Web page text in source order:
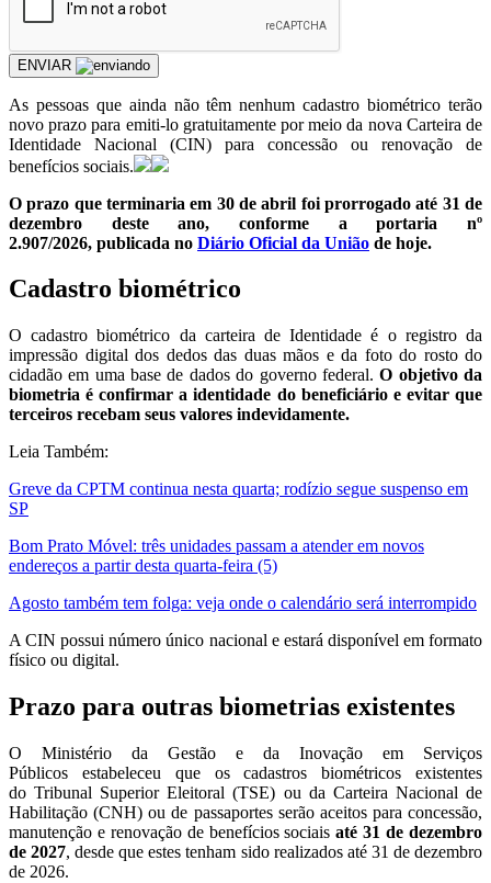
ENVIAR
As pessoas que ainda não têm nenhum cadastro biométrico terão
novo prazo para emiti-lo gratuitamente por meio da nova Carteira de
Identidade Nacional (CIN) para concessão ou renovação de
benefícios sociais.
O prazo que terminaria em 30 de abril foi prorrogado até 31 de
dezembro deste ano, conforme a portaria nº
2.907/2026, publicada no Diário Oficial da União de hoje.
Cadastro biométrico
O cadastro biométrico da carteira de Identidade é o registro da
impressão digital dos dedos das duas mãos e da foto do rosto do
cidadão em uma base de dados do governo federal.O objetivo da
biometria é confirmar a identidade do beneficiário e evitar que
terceiros recebam seus valores indevidamente.
Leia Também:
Greve da CPTM continua nesta quarta; rodízio segue suspenso em
SP
Bom Prato Móvel: três unidades passam a atender em novos
endereços a partir desta quarta-feira (5)
Agosto também tem folga: veja onde o calendário será interrompido
A CIN possui número único nacional e estará disponível em formato
físico ou digital.
Prazo para outras biometrias existentes
O Ministério da Gestão e da Inovação em Serviços
Públicos estabeleceu que os cadastros biométricos existentes
do Tribunal Superior Eleitoral (TSE) ou da Carteira Nacional de
Habilitação (CNH) ou de passaportes serão aceitos para concessão,
manutenção e renovação de benefícios sociaisaté 31 de dezembro
de 2027, desde que estes tenham sido realizados até 31 de dezembro
de 2026.